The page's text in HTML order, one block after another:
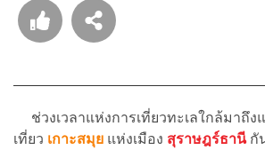
ช่วงเวลาแห่งการเที่ยวทะเลใกล้มาถึง
เที่ยว เกาะสมุย แห่งเมือง สุราษฎร์ธานีกั